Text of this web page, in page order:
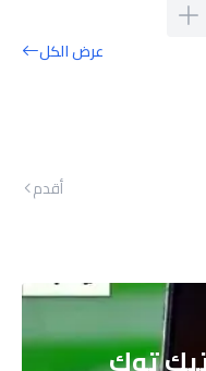
عرض الكل
أقدم